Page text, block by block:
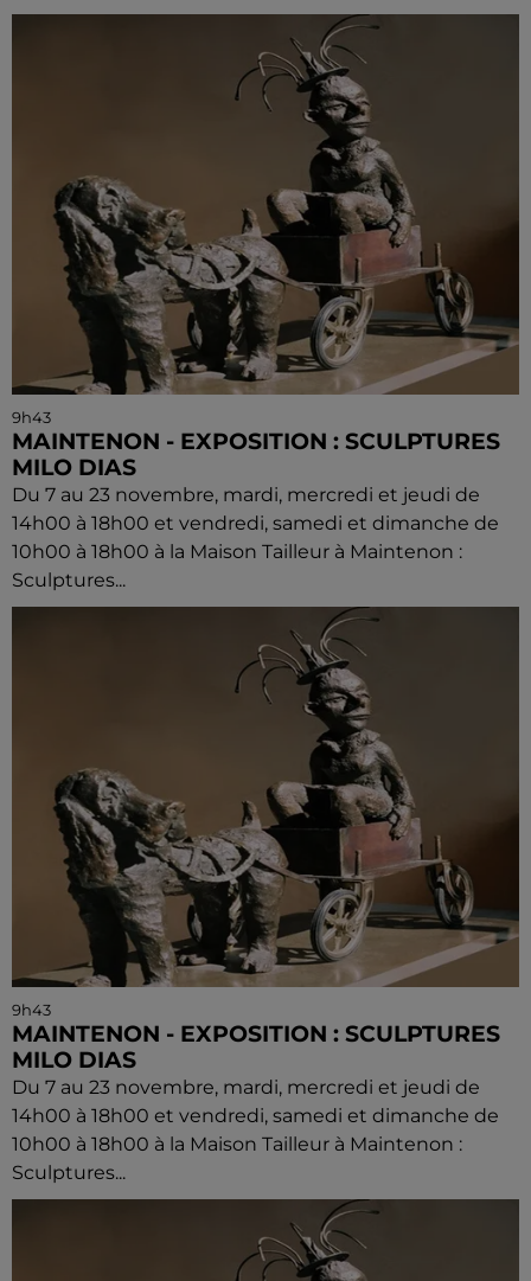
9h43
MAINTENON - EXPOSITION : SCULPTURES
MILO DIAS
Du 7 au 23 novembre, mardi, mercredi et jeudi de
14h00 à 18h00 et vendredi, samedi et dimanche de
10h00 à 18h00 à la Maison Tailleur à Maintenon :
Sculptures...
9h43
MAINTENON - EXPOSITION : SCULPTURES
MILO DIAS
Du 7 au 23 novembre, mardi, mercredi et jeudi de
14h00 à 18h00 et vendredi, samedi et dimanche de
10h00 à 18h00 à la Maison Tailleur à Maintenon :
Sculptures...